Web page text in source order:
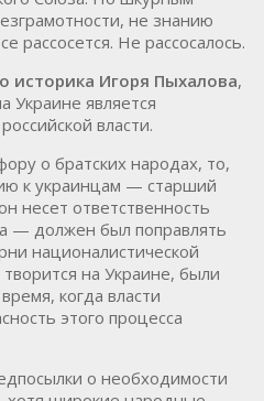
не знанию
рассосется. Не рассосалось.
историка Игоря Пыхалова,
Украине является
власти.
о братских народах, то,
к украинцам — старший
несет ответственность
— должен был поправлять
националистической
творится на Украине, были
когда власти
этого процесса
о необходимости